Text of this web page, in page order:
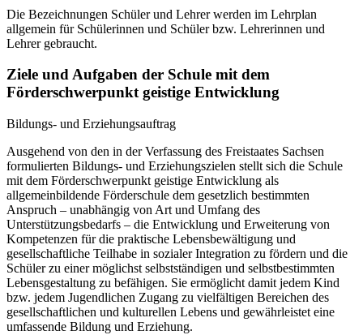
Die Bezeichnungen Schüler und Lehrer werden im Lehrplan
allgemein für Schülerinnen und Schüler bzw. Lehrerinnen und
Lehrer gebraucht.
Ziele und Aufgaben der Schule mit dem
Förderschwerpunkt geistige Entwicklung
Bildungs- und Erziehungsauftrag
Ausgehend von den in der Verfassung des Freistaates Sachsen
formulierten Bildungs- und Erziehungszielen stellt sich die Schule
mit dem Förderschwerpunkt geistige Entwicklung als
allgemeinbildende Förderschule dem gesetzlich bestimmten
Anspruch – unabhängig von Art und Umfang des
Unterstützungsbedarfs – die Entwicklung und Erweiterung von
Kompetenzen für die praktische Lebensbewältigung und
gesellschaftliche Teilhabe in sozialer Integration zu fördern und die
Schüler zu einer möglichst selbstständigen und selbstbestimmten
Lebensgestaltung zu befähigen. Sie ermöglicht damit jedem Kind
bzw. jedem Jugendlichen Zugang zu vielfältigen Bereichen des
gesellschaftlichen und kulturellen Lebens und gewährleistet eine
umfassende Bildung und Erziehung.